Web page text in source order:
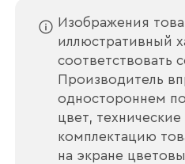
Изображения
иллюстративный
соответствовать
Производитель
одностороннем
цвет,
комплектацию
на экране